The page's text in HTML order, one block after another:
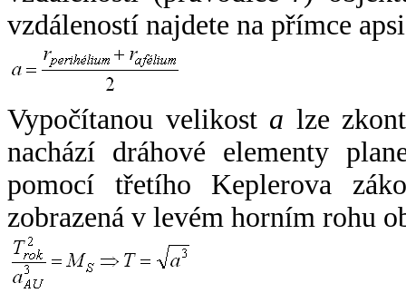
vzdáleností najdete na přímce
Vypočítanou velikost a lze
nachází dráhové elementy
pomocí třetího Keplerova
zobrazená v levém horním rohu